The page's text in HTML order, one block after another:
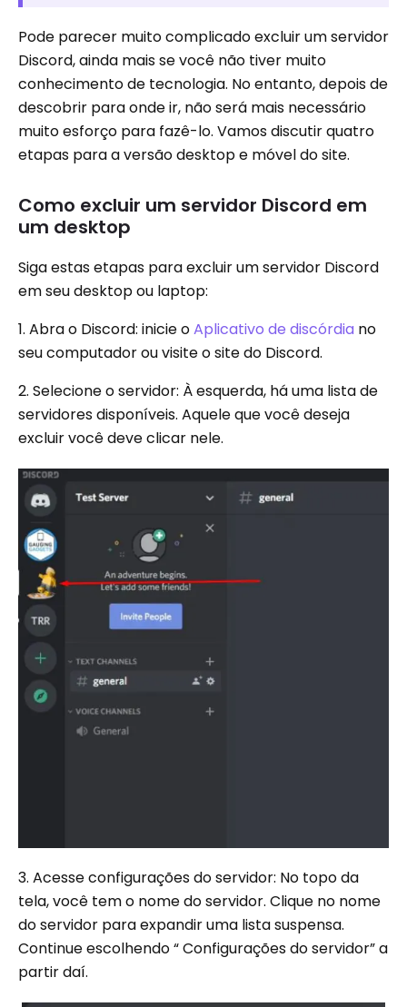
Pode parecer muito complicado excluir um servidor
Discord, ainda mais se você não tiver muito
conhecimento de tecnologia. No entanto, depois de
descobrir para onde ir, não será mais necessário
muito esforço para fazê-lo. Vamos discutir quatro
etapas para a versão desktop e móvel do site.
Como excluir um servidor Discord em
um desktop
Siga estas etapas para excluir um servidor Discord
em seu desktop ou laptop:
1. Abra o Discord: inicie oAplicativo de discórdia no
seu computador ou visite o site do Discord.
2. Selecione o servidor: À esquerda, há uma lista de
servidores disponíveis. Aquele que você deseja
excluir você deve clicar nele.
3. Acesse configurações do servidor: No topo da
tela, você tem o nome do servidor. Clique no nome
do servidor para expandir uma lista suspensa.
Continue escolhendo “ Configurações do servidor” a
partir daí.